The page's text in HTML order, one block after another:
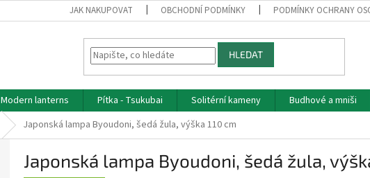
JAK NAKUPOVAT OBCHODNÍ PODMÍNKY PODMÍNKY OCHRANY
HLEDAT
Modern lanterns Pítka - Tsukubai Solitérní kameny Budhové a mniši
Japonská lampa Byoudoni, šedá žula, výška 110 cm
Japonská lampa Byoudoni, šedá žula,